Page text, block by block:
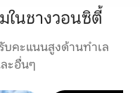
นชางวอนซิตี้
บคะแนนสูงด้านทำเล
ะอื่นๆ